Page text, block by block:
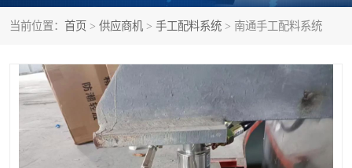
当前位置： 首页 > 供应商机 > 手工配料系统 > 南通手工配料系统
屠宰轨道秤 检重秤
移动源环保门禁电子台账
系统